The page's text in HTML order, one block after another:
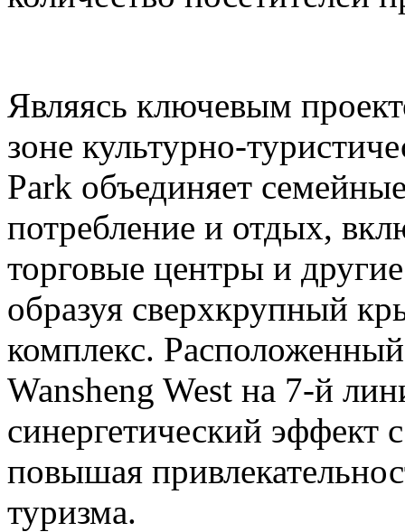
Являясь ключевым
зоне культурно-
Park объединяет
потребление и отдых,
торговые центры и
образуя сверхкрупный
комплекс.
Wansheng West на 7-й
синергетический эффект
повышая
туризма.